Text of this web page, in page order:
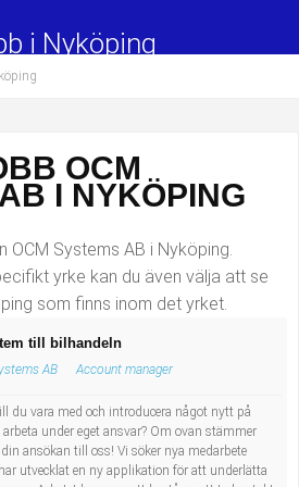
Yrkesområden
juridik
marknadsföring
storhushåll
Populära jobb
och äldreboende
Förskollärare
i Nyköping
OCM
I NYKÖPING
OCM Systems AB i Nyköping.
yrke kan du även välja att se
som finns inom det yrket.
till bilhandeln
AB Account manager
du vara med och introducera något nytt på
under eget ansvar? Om ovan stämmer
ansökan till oss! Vi söker nya medarbete
utvecklat en ny applikation för att underlätta